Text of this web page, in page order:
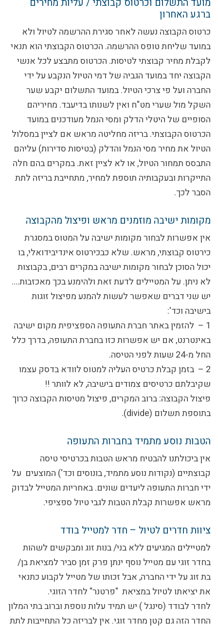
ברגע האחרון
כרטוס הקבוצה נעשה לאחר סגירת ההרשמה לטיול ולא
במועד שליחת טופס ההרשמה. הכרטוס הקבוצתי הוא תנאי
לקבלת מחיר קבוצתי לטיסות. הכרטוס מתבצע לכל אנשי
הקבוצה יחד במועד הגביה של דמי הטיול הנקבע על ידי
החברה ועל פי צרכי הטיול. במועד התשלום יקבע שער
השקל מול שערי מט"ח ואין לשנותו בדיעבד. מחיריהם
הסופיים של היטלי הדלק ומסי הנמל מעודכנים במועד
הכרטוס הקבוצתי. בריזה מחליטה מראש אם לציין במסלול
הטיול את מחיר מסי הנמל והדלק (בטיסות סדירות) עליהם
התבסס תמחור הטיול, או לא לציין זאת. במקרים בהם חלה
התייקרות ובעקבותיה תוספת למחיר, מתחייבת בריזה לתת
הסבר לכך.
מקומות ישיבה מוזמנים מראש ופיצול מהקבוצה
אין אפשרות לבחור מקומות ישיבה על המטוס במסגרת
כירטוס קבוצתי, מראש. שלא כבכירטוס אינדיבידואלי, בו
יכול הסוכן לבחור מקומות ישיבה במקרים רבים, בקבוצות
לא ניתן. על המטיילים לדעת זאת ולהימנע בכך מאכזבות….
יש שני דברים שאפשר לעשות להמנע מפיצול זוגות
בישיבה וכד':
1 – להזמין באתר חברת התעופה הספציפית מקום ישיבה
באינטרנט, אם יש אפשרות כזו בחברת התעופה, בדרך כלל
החל מ-24 שעות לפני הטיסה.
2 – בזמן קבלת כרטיס העליה למטוס לוודא בדסק עצמו
שקיבלתם כרטיסים צמודים בישיבה, לא לוותר !!
פיצול הקבוצה:ברוב המקרים, פיצול מטיסות הקבוצה כרוך
בתוספת תשלום (divide).
הטבות נוסע מתמיד בחברות התעופה
אין ביכולתנו להבטיח מראש הטבות בכרטיסי טיסה
קבוצתיים (נקודות נוסע מתמיד, בונוסים וכד') המוצעים על
ידי חברות התעופה ליעדים שונים. באחריות המטייל לבדוק
מראש אפשרות קבלת הטבות לגבי טיול ספציפי.
ציוות חדרים לטיול – חדר למטייל בודד
למטיילים המגיעים ללא בני/ בנות זוג ומבקשים לשהות
בחדר זוגי עם מטייל נוסף ינתן פרק זמן סביר למציאת בן/
בת זוג על ידי החברה, אבל זכותו של מטייל לקבוע כתנאי
את יציאתו לטיול במציאת "פרטנר" לחדר הזוגי.
לחדר לבודד (סינגל ) יש תמיד עלות נוספת וברוב בתי המלון
החדר הזה גם קטן מחדר זוגי. אין לבריזה כל התחייבות לתת